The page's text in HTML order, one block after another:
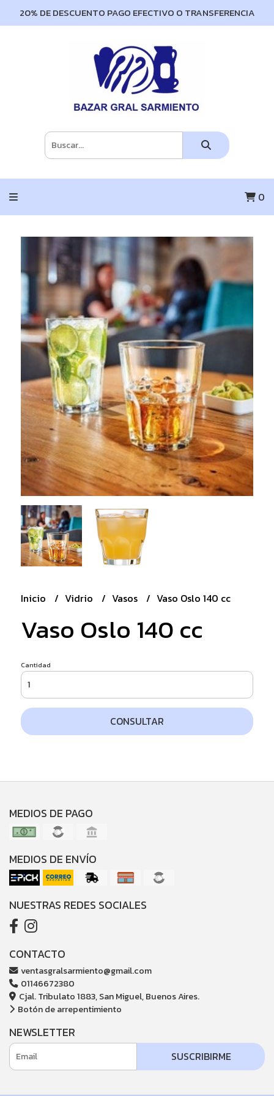
20% DE DESCUENTO PAGO EFECTIVO O TRANSFERENCIA
0
Inicio Vidrio Vasos Vaso Oslo 140 cc
Vaso Oslo 140 cc
Cantidad
CONSULTAR
MEDIOS DE PAGO
MEDIOS DE ENVÍO
NUESTRAS REDES SOCIALES
CONTACTO
ventasgralsarmiento@gmail.com
01146672380
Cjal. Tribulato 1883, San Miguel, Buenos Aires.
Botón de arrepentimiento
NEWSLETTER
SUSCRIBIRME